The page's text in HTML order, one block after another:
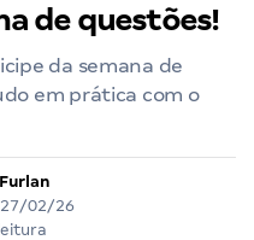
de questões!
da semana de
em prática com o
27/02/26